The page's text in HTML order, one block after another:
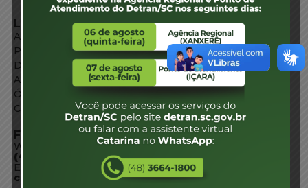
LINKS EXTERNOS
Agência de Notícias
Portal de Serviços
Diário Oficial
Acesso à Informação
Órgãos do Governo
Conheça SC
FALE CONOSCO
WhatsApp:
(48) 3664-1800
E-mail:
centraldeinformacoes@detran.sc.gov.br